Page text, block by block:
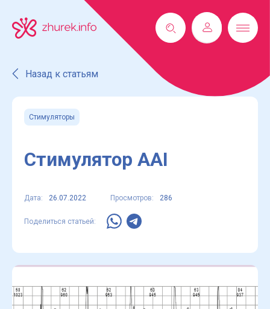
Назад к статьям
Стимуляторы
Стимулятор AAI
Дата: 26.07.2022 Просмотров: 286
Поделиться статьей: